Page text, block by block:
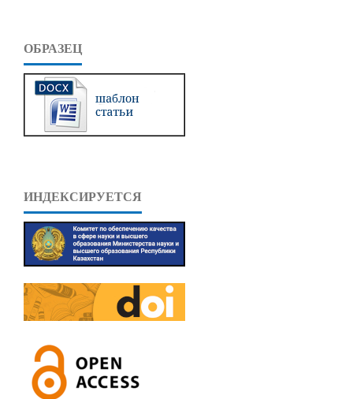
ОБРАЗЕЦ
ИНДЕКСИРУЕТСЯ